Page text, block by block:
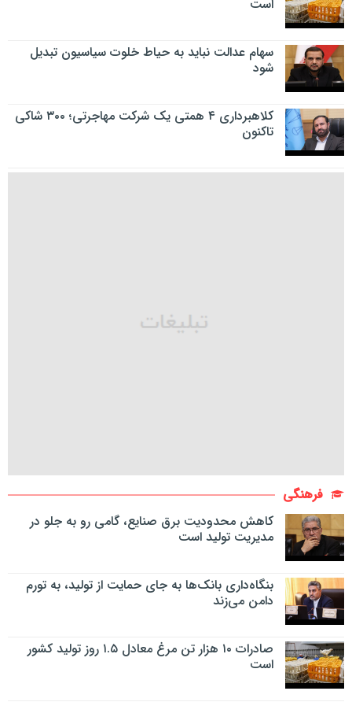
است
سهام عدالت نباید به حیاط خلوت سیاسیون تبدیل
شود
کلاهبرداری ۴ همتی یک شرکت مهاجرتی؛ ۳۰۰ شاکی
تاکنون
فرهنگی
کاهش محدودیت برق صنایع، گامی رو به جلو در
مدیریت تولید است
بنگاه‌داری بانک‌ها به جای حمایت از تولید، به تورم
دامن می‌زند
صادرات ۱۰ هزار تن مرغ معادل ۱.۵ روز تولید کشور
است